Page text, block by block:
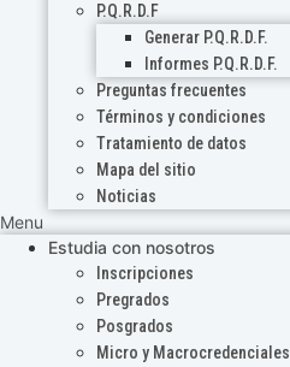
P.Q.R.D.F
Generar P.Q.R.D.F.
Informes P.Q.R.D.F.
Preguntas frecuentes
Términos y condiciones
Tratamiento de datos
Mapa del sitio
Noticias
Menu
Estudia con nosotros
Inscripciones
Pregrados
Posgrados
Micro y Macrocredenciales